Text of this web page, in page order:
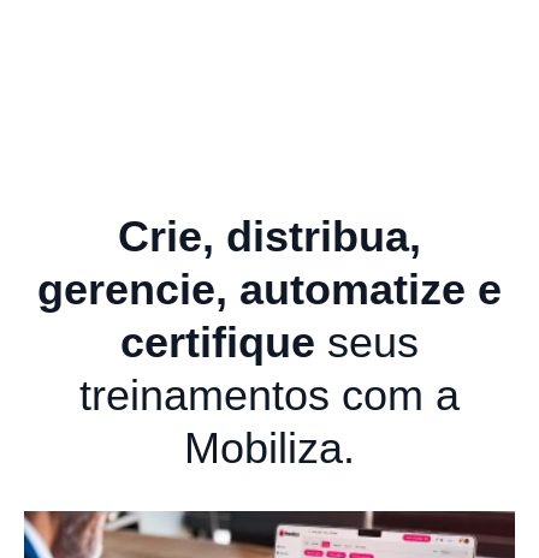
Crie, distribua,
gerencie, automatize e
certifique seus
treinamentos com a
Mobiliza.